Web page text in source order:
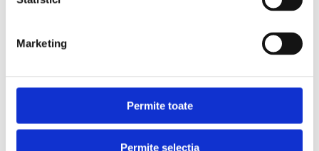
Marketing
Permite toate
Permite selecția